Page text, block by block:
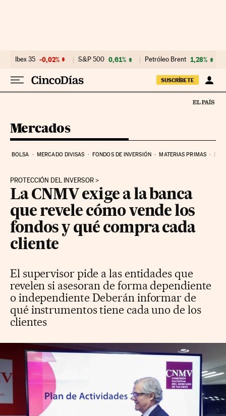
Ibex 35 -0,02% S&P 500 0,61% Petróleo Brent 1,28%
SUSCRÍBETE
Mercados
BOLSA MERCADO DIVISAS FONDOS DE INVERSIÓN MATERIAS PRIMAS
PROTECCIÓN DEL INVERSOR
La CNMV exige a la banca
que revele cómo vende los
fondos y qué compra cada
cliente
El supervisor pide a las entidades que
revelen si asesoran de forma dependiente
o independiente Deberán informar de
qué instrumentos tiene cada uno de los
clientes